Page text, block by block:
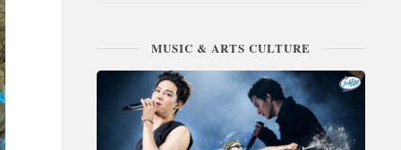
MUSIC & ARTS CULTURE